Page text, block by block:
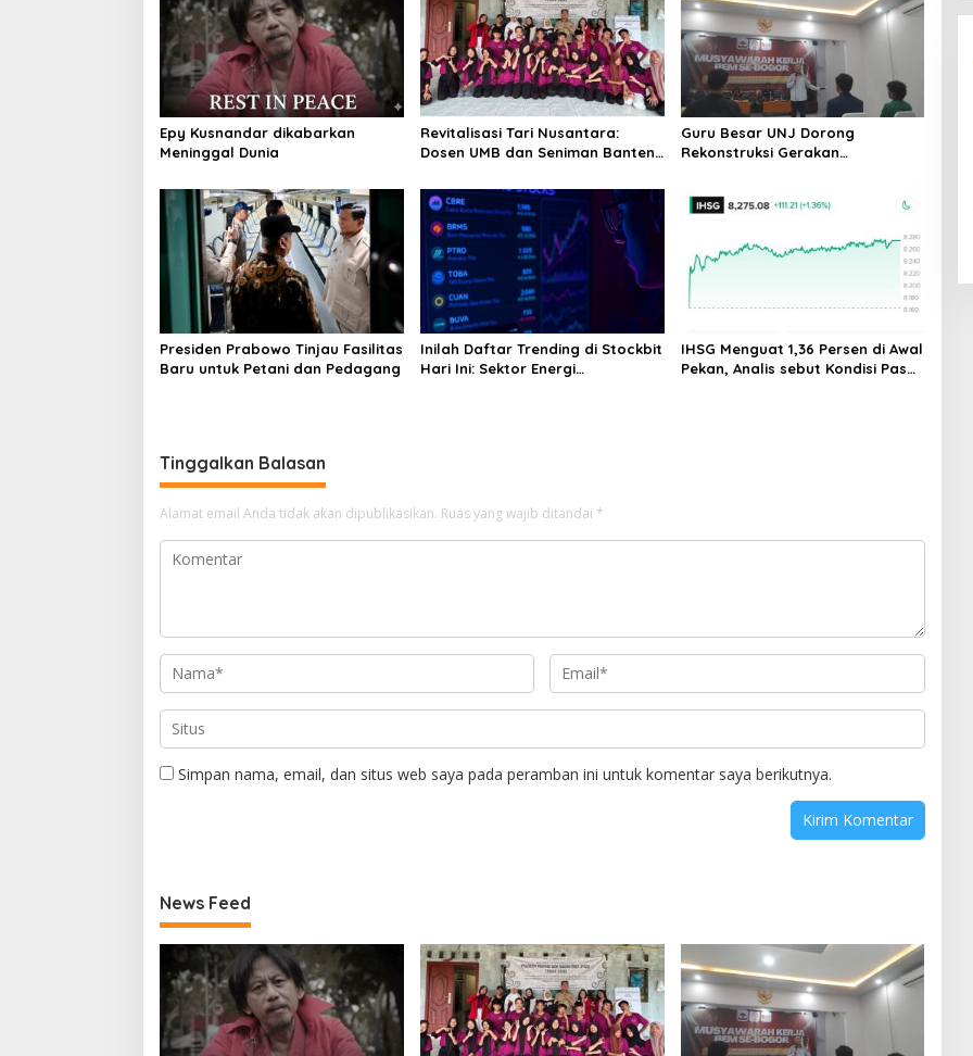
Epy Kusnandar dikabarkan
Meninggal Dunia
Revitalisasi Tari Nusantara:
Dosen UMB dan Seniman Banten
Kontemporer di Tanjung Lesung
Guru Besar UNJ Dorong
Rekonstruksi Gerakan
Presiden Prabowo Tinjau Fasilitas
Baru untuk Petani dan Pedagang
Inilah Daftar Trending di Stockbit
Hari Ini: Sektor Energi
IHSG Menguat 1,36 Persen di Awal
Pekan, Analis sebut Kondisi Pasar
Tinggalkan Balasan
Alamat email Anda tidak akan dipublikasikan. Ruas yang wajib ditandai *
Simpan nama, email, dan situs web saya pada peramban ini untuk komentar saya berikutnya.
News Feed